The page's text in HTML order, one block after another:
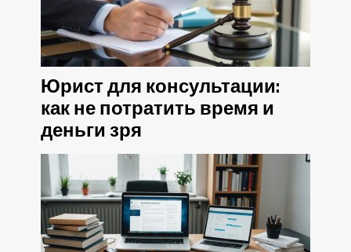
Юрист для консультации:
как не потратить время и
деньги зря